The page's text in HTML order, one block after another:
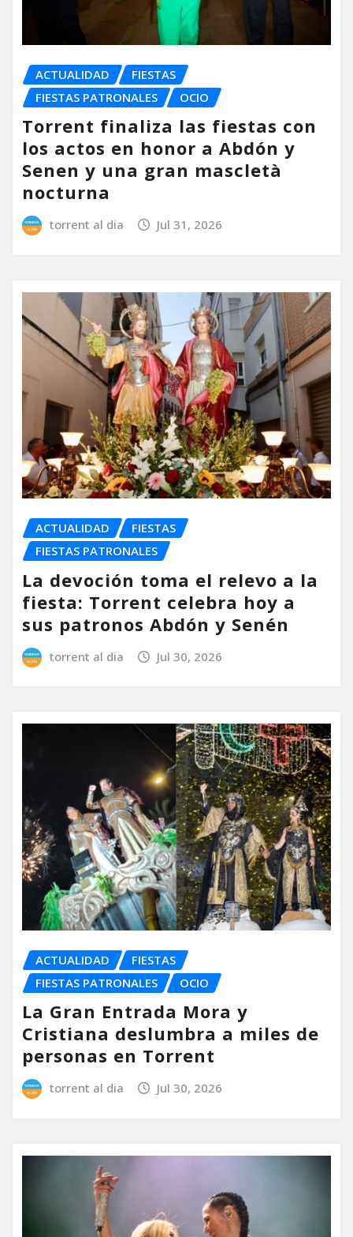
ACTUALIDAD
FIESTAS
FIESTAS PATRONALES
OCIO
Torrent finaliza las fiestas con
los actos en honor a Abdón y
Senen y una gran mascletà
nocturna
torrent al dia Jul 31, 2026
ACTUALIDAD
FIESTAS
FIESTAS PATRONALES
La devoción toma el relevo a la
fiesta: Torrent celebra hoy a
sus patronos Abdón y Senén
torrent al dia Jul 30, 2026
ACTUALIDAD
FIESTAS
FIESTAS PATRONALES
OCIO
La Gran Entrada Mora y
Cristiana deslumbra a miles de
personas en Torrent
torrent al dia Jul 30, 2026